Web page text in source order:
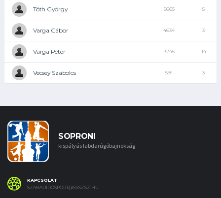
Tóth György 5665 5
Varga Gábor 4634 3
Varga Péter 3245 14
Vecsey Szabolcs 591 3
SOPRONI
kispályás labdarúgóbajnokság
KAPCSOLAT
SZABADIDOSPORT@SVSZSZ.HU